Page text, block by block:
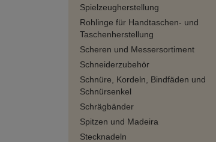
Spielzeugherstellung
Rohlinge für Handtaschen- und
Taschenherstellung
Scheren und Messersortiment
Schneiderzubehör
Schnüre, Kordeln, Bindfäden und
Schnürsenkel
Schrägbänder
Spitzen und Madeira
Stecknadeln